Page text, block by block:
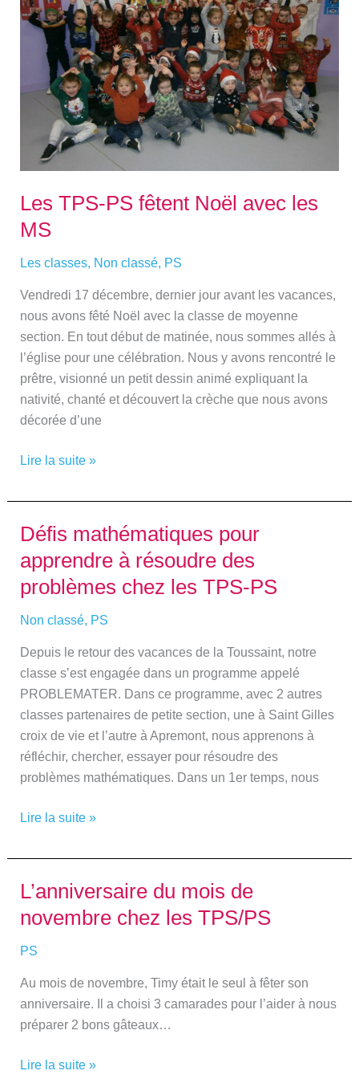
Les TPS-PS fêtent Noël avec les
MS
Les classes, Non classé, PS
Vendredi 17 décembre, dernier jour avant les vacances,
nous avons fêté Noël avec la classe de moyenne
section. En tout début de matinée, nous sommes allés à
l’église pour une célébration. Nous y avons rencontré le
prêtre, visionné un petit dessin animé expliquant la
nativité, chanté et découvert la crèche que nous avons
décorée d’une
fêtent
Noël
avec
Lire la suite »
Défis mathématiques pour
apprendre à résoudre des
problèmes chez les TPS-PS
Non classé, PS
Depuis le retour des vacances de la Toussaint, notre
classe s’est engagée dans un programme appelé
PROBLEMATER. Dans ce programme, avec 2 autres
classes partenaires de petite section, une à Saint Gilles
croix de vie et l’autre à Apremont, nous apprenons à
réfléchir, chercher, essayer pour résoudre des
problèmes mathématiques. Dans un 1er temps, nous
Défis
mathématiques
pour
apprendre
à
des
problèmes
chez
les
TPS-
PS
Lire la suite »
L’anniversaire du mois de
novembre chez les TPS/PS
PS
Au mois de novembre, Timy était le seul à fêter son
anniversaire. Il a choisi 3 camarades pour l’aider à nous
préparer 2 bons gâteaux…
L’anniversaire
mois
de
chez
les
TPS/PS
Lire la suite »